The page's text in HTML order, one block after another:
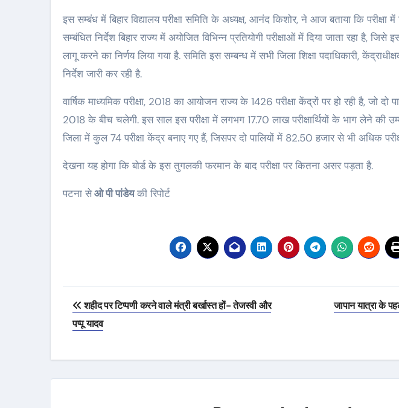
इस सम्बंध में बिहार विद्यालय परीक्षा समिति के अध्यक्ष, आनंद किशोर, ने आज बताया कि
सम्बंधित निर्देश बिहार राज्य में अयोजित विभिन्न प्रतियोगी परीक्षाओं में दिया जाता रहा है, जिसे
लागू करने का निर्णय लिया गया है. समिति इस सम्बन्ध में सभी जिला शिक्षा पदाधिकारी,
निर्देश जारी कर रही है.
वार्षिक माध्यमिक परीक्षा, 2018 का आयोजन राज्य के 1426 परीक्षा केंद्रों पर हो रही है, जो दो
2018 के बीच चलेगी. इस साल इस परीक्षा में लगभग 17.70 लाख परीक्षार्थियों के भाग लेने की
जिला में कुल 74 परीक्षा केंद्र बनाए गए हैं, जिसपर दो पालियों में 82.50 हजार से भी अधिक
देखना यह होगा कि बोर्ड के इस तुगलकी फरमान के बाद परीक्षा पर कितना असर पड़ता है.
पटना सेओ पी पांडेयकी रिपोर्ट
Post
navigation
शहीद पर टिप्पणी करने वाले मंत्री बर्खास्त हों- तेजस्वी और
पप्पू यादव
जापान यात्रा के